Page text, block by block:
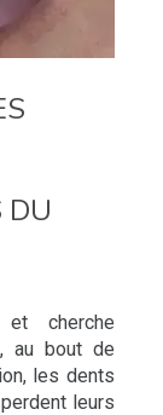
DU
cherche
au bout de
les dents
leurs